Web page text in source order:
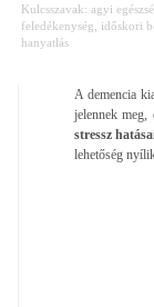
Kulcsszavak: agyi
feledékenység
időskori
hanyatlás
A demencia
jelennek meg,
stressz
lehetőség